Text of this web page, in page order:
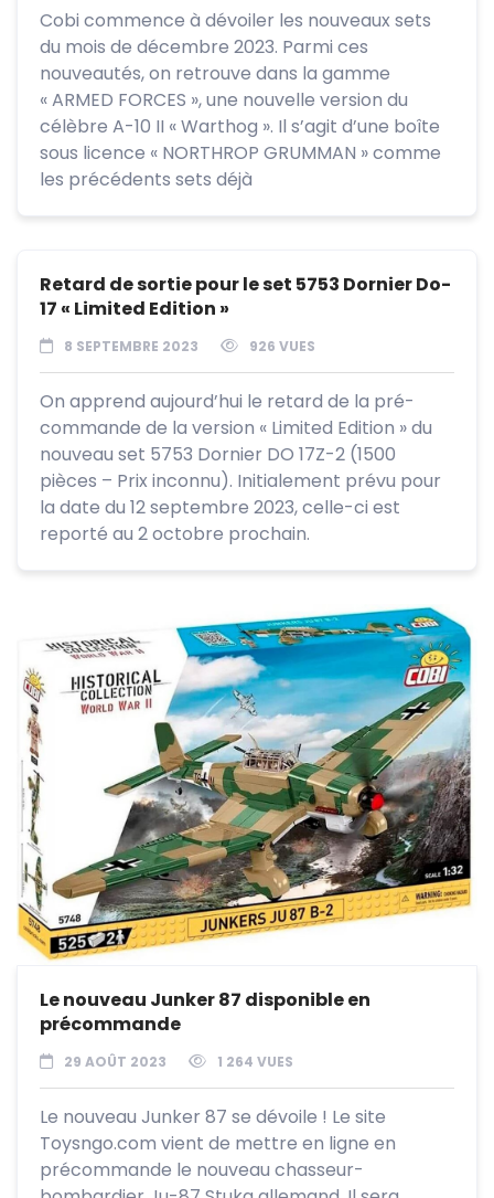
Cobi commence à dévoiler les nouveaux sets
du mois de décembre 2023. Parmi ces
nouveautés, on retrouve dans la gamme
« ARMED FORCES », une nouvelle version du
célèbre A-10 II « Warthog ». Il s’agit d’une boîte
sous licence « NORTHROP GRUMMAN » comme
les précédents sets déjà
Retard de sortie pour le set 5753 Dornier Do-
17 « Limited Edition »
8 SEPTEMBRE 2023 926 VUES
On apprend aujourd’hui le retard de la pré-
commande de la version « Limited Edition » du
nouveau set 5753 Dornier DO 17Z-2 (1500
pièces – Prix inconnu). Initialement prévu pour
la date du 12 septembre 2023, celle-ci est
reporté au 2 octobre prochain.
Le nouveau Junker 87 disponible en
précommande
29 AOÛT 2023 1 264 VUES
Le nouveau Junker 87 se dévoile ! Le site
Toysngo.com vient de mettre en ligne en
précommande le nouveau chasseur-